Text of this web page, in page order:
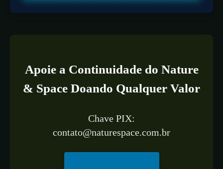
Apoie a Continuidade do Nature
& Space Doando Qualquer Valor
Chave PIX:
contato@naturespace.com.br